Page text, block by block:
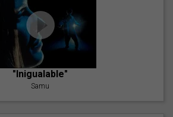
"Inigualable"
Samu